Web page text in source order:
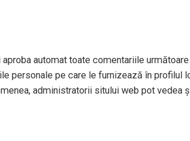
automat toate comentariile
personale pe care le furnizează în profilul
administratorii sitului web pot vedea